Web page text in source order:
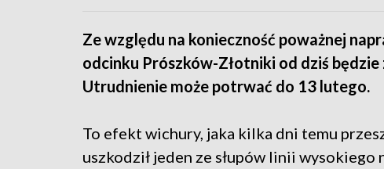
Ze względu na konieczność poważnej
odcinku Prószków-Złotniki od dziś
Utrudnienie może potrwać do 13 lutego.
To efekt wichury, jaka kilka dni temu
uszkodził jeden ze słupów linii